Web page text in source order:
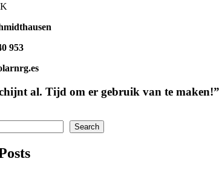
953
al. Tijd om er gebruik van te maken!”
Search